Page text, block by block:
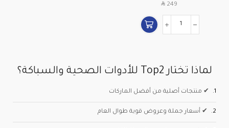
SAR 249
لماذا تختار Top2 للأدوات الصحية والسباكة؟
1. ✔ منتجات أصلية من أفضل الماركات
2. ✔ أسعار جملة وعروض قوية طوال العام